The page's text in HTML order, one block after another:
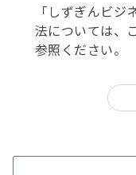
「しずぎんビ
法については、
参照ください。